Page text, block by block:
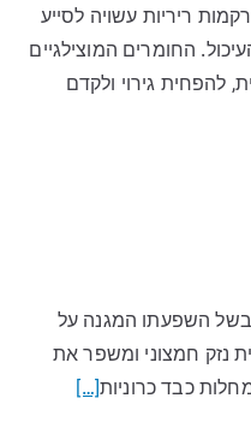
ריריות עשויה לסייע
החומרים המוצילגיים
להפחית גירוי ולקדם
בשל השפעתו המגנה על
נזק חמצוני ומשפר את
כבד כרוניות[…]